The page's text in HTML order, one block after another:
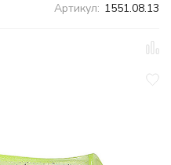
Артикул: 1551.08.13